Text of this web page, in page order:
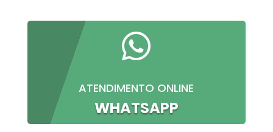

ATENDIMENTO ONLINE
WHATSAPP